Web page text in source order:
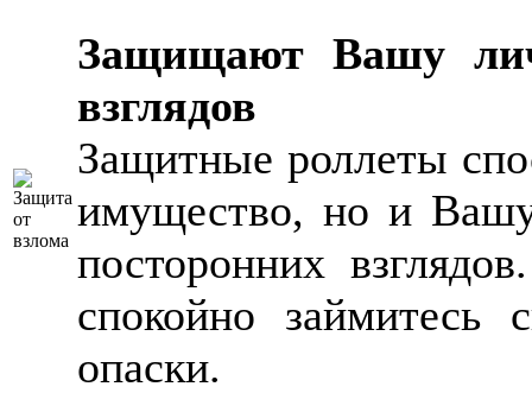
Защищают Вашу
взглядов
Защитные роллеты
имущество, но и
посторонних
спокойно
опаски.